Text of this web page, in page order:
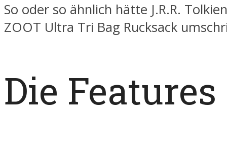
So oder so ähnlich hätte J.R.R.
ZOOT Ultra Tri Bag Rucksack
Die Features